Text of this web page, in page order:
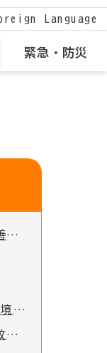
緊急・防災
Language
地域公共交通確保維持改善事業に関する事業評価の公表について
令和5年度版もんべつの環境の公表について
紋別市環境基本計画及び紋別市地球温暖化対策実行計画